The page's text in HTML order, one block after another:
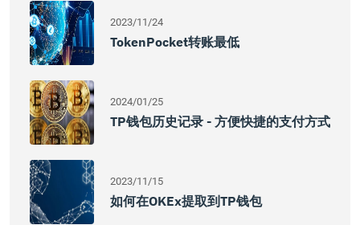
2023/11/24
TokenPocket转账最低
2024/01/25
TP钱包历史记录 - 方便快捷的支付方式
2023/11/15
如何在OKEx提取到TP钱包